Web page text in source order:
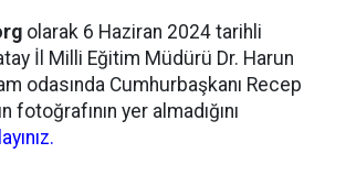
olarak 6 Haziran 2024 tarihli
İl Milli Eğitim Müdürü Dr. Harun
odasında Cumhurbaşkanı Recep
fotoğrafının yer almadığını